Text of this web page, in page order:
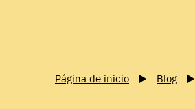
Página de inicio Blog